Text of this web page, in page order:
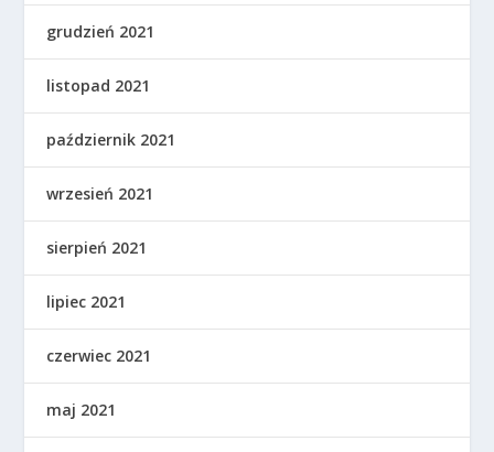
grudzień 2021
listopad 2021
październik 2021
wrzesień 2021
sierpień 2021
lipiec 2021
czerwiec 2021
maj 2021